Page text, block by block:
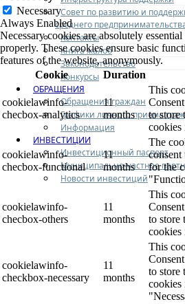
Совет по развитию и
среднего
Контакты
Книга жалоб
Законодательство
Конкурсы
ОБРАЩЕНИЯ
Обращения граждан
Графики личного приема
Информация
ИНВЕСТИЦИИ
Инвестиционный паспорт
Муниципально-частное
Новости инвестиций
Necessary
Always Enabled
Necessary cookies are absolutely
properly. These cookies ensure basic
features of the website, anonymously.
Cookie
Duration
cookielawinfo-
checbox-analytics
11
months
This
to store
cookielawinfo-
checbox-functional
11
months
The
consent
for the
cookielawinfo-
checbox-others
11
months
This
to store
cookies
cookielawinfo-
checkbox-necessary
11
months
This
to store
cookies